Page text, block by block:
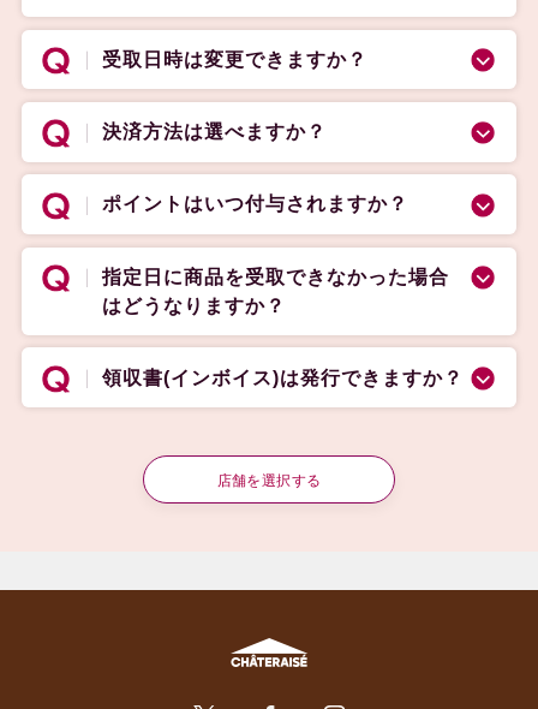
受取日時は変更できますか？
決済方法は選べますか？
ポイントはいつ付与されますか？
指定日に商品を受取できなかった場合
はどうなりますか？
領収書(インボイス)は発行できますか？
店舗を選択する